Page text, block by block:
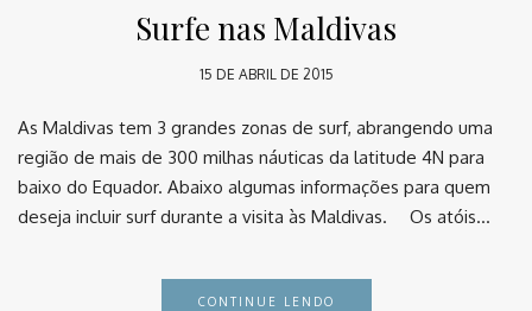
Surfe nas Maldivas
15 DE ABRIL DE 2015
As Maldivas tem 3 grandes zonas de surf, abrangendo uma
região de mais de 300 milhas náuticas da latitude 4N para
baixo do Equador. Abaixo algumas informações para quem
deseja incluir surf durante a visita às Maldivas. ⠀ Os atóis…
CONTINUE LENDO